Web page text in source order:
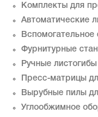
Комплекты для
Автоматические
Вспомогательное
Фурнитурные
Ручные
Пресс-матрицы
Вырубные пилы
Углообжимное